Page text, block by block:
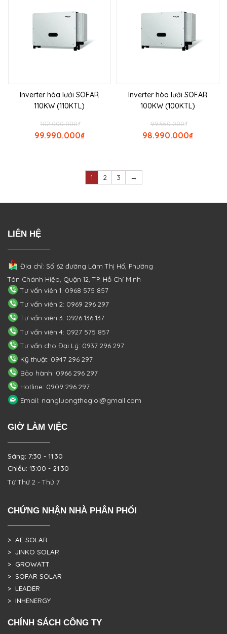
Inverter hòa lưới SOFAR
110KW (110KTL)
₫
102.000.000
₫
99.990.000
Inverter hòa lưới SOFAR
100KW (100KTL)
₫
99.550.000
₫
98.990.000
1 2 3 →
LIÊN HỆ
Địa chỉ: Số 62 đường Lâm Thị Hố, Phường
Tân Chánh Hiệp, Quận 12, TP. Hồ Chí Minh
Tư vấn viên 1: 0968 575 857
Tư vấn viên 2: 0969 296 297
Tư vấn viên 3: 0926 136 137
Tư vấn viên 4: 0927 575 857
Tư vấn cho Đại Lý: 0937 296 297
Kỹ thuật: 0947 296 297
Bảo hành: 0966 296 297
Hotline: 0909 296 297
Email: nangluongthegioi@gmail.com
GIỜ LÀM VIỆC
Sáng: 7:30 - 11:30
Chiều: 13:00 - 21:30
Từ Thứ 2 - Thứ 7
CHỨNG NHẬN NHÀ PHÂN PHỐI
> AE SOLAR
> JINKO SOLAR
> GROWATT
> SOFAR SOLAR
> LEADER
> INHENERGY
CHÍNH SÁCH CÔNG TY